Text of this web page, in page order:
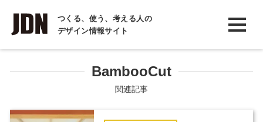
つくる、使う、考える人の
デザイン情報サイト
INTERVIEW
インタビュー
COLUMN
BambooCut
関連記事